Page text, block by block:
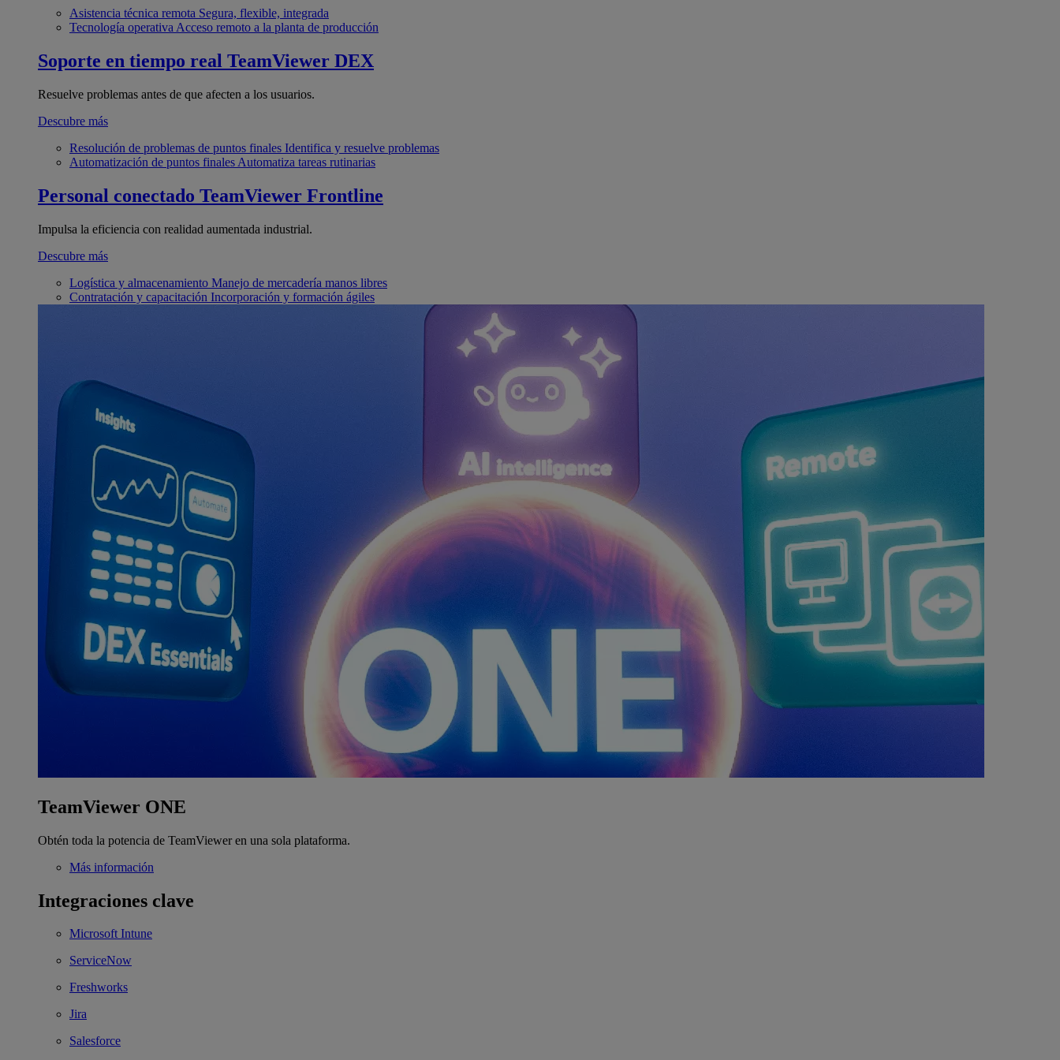
Asistencia técnica remota Segura, flexible, integrada
Tecnología operativa Acceso remoto a la planta de producción
Soporte en tiempo real TeamViewer DEX
Resuelve problemas antes de que afecten a los usuarios.
Descubre más
Resolución de problemas de puntos finales Identifica y resuelve problemas
Automatización de puntos finales Automatiza tareas rutinarias
Personal conectado TeamViewer Frontline
Impulsa la eficiencia con realidad aumentada industrial.
Descubre más
Logística y almacenamiento Manejo de mercadería manos libres
Contratación y capacitación Incorporación y formación ágiles
TeamViewer ONE
Obtén toda la potencia de TeamViewer en una sola plataforma.
Más información
Integraciones clave
Microsoft Intune
ServiceNow
Freshworks
Jira
Salesforce